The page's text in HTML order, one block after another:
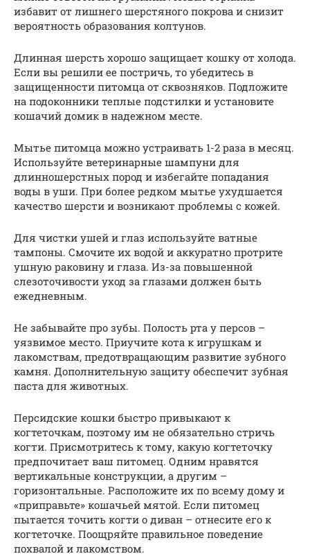
избавит от лишнего шерстяного покрова и снизит
вероятность образования колтунов.
Длинная шерсть хорошо защищает кошку от холода.
Если вы решили ее постричь, то убедитесь в
защищенности питомца от сквозняков. Подложите
на подоконники теплые подстилки и установите
кошачий домик в надежном месте.
Мытье питомца можно устраивать 1-2 раза в месяц.
Используйте ветеринарные шампуни для
длинношерстных пород и избегайте попадания
воды в уши. При более редком мытье ухудшается
качество шерсти и возникают проблемы с кожей.
Для чистки ушей и глаз используйте ватные
тампоны. Смочите их водой и аккуратно протрите
ушную раковину и глаза. Из-за повышенной
слезоточивости уход за глазами должен быть
ежедневным.
Не забывайте про зубы. Полость рта у персов –
уязвимое место. Приучите кота к игрушкам и
лакомствам, предотвращающим развитие зубного
камня. Дополнительную защиту обеспечит зубная
паста для животных.
Персидские кошки быстро привыкают к
когтеточкам, поэтому им не обязательно стричь
когти. Присмотритесь к тому, какую когтеточку
предпочитает ваш питомец. Одним нравятся
вертикальные конструкции, а другим –
горизонтальные. Расположите их по всему дому и
«приправьте» кошачьей мятой. Если питомец
пытается точить когти о диван – отнесите его к
когтеточке. Поощряйте правильное поведение
похвалой и лакомством.